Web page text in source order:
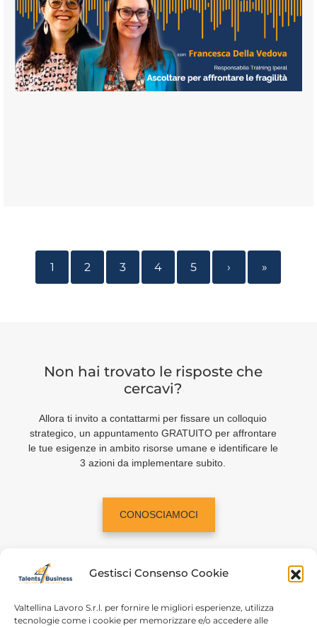
Gestisci Consenso Cookie
Valtellina Lavoro S.r.l. per fornire le migliori esperienze, utilizza
tecnologie come i cookie per memorizzare e/o accedere alle
1 2 3 4 5 › »
Non hai trovato le risposte che
cercavi?
Allora ti invito a contattarmi per fissare un colloquio
strategico, un appuntamento GRATUITO per affrontare
le tue esigenze in ambito risorse umane e identificare le
3 azioni da implementare subito.
CONOSCIAMOCI